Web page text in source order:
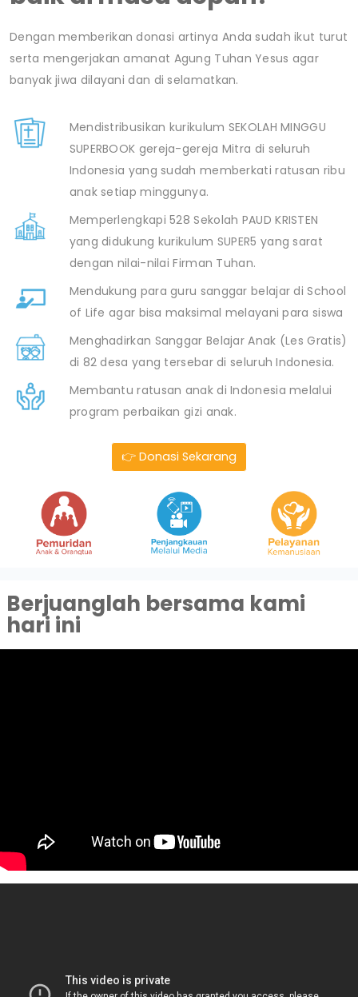
Dengan memberikan donasi artinya Anda sudah ikut turut
serta mengerjakan amanat Agung Tuhan Yesus agar
banyak jiwa dilayani dan di selamatkan.
Mendistribusikan kurikulum SEKOLAH MINGGU
SUPERBOOK gereja-gereja Mitra di seluruh
Indonesia yang sudah memberkati ratusan ribu
anak setiap minggunya.
Memperlengkapi 528 Sekolah PAUD KRISTEN
yang didukung kurikulum SUPER5 yang sarat
dengan nilai-nilai Firman Tuhan.
Mendukung para guru sanggar belajar di School
of Life agar bisa maksimal melayani para siswa
Menghadirkan Sanggar Belajar Anak (Les Gratis)
di 82 desa yang tersebar di seluruh Indonesia.
Membantu ratusan anak di Indonesia melalui
program perbaikan gizi anak.
👉 Donasi Sekarang
Berjuanglah bersama kami
hari ini